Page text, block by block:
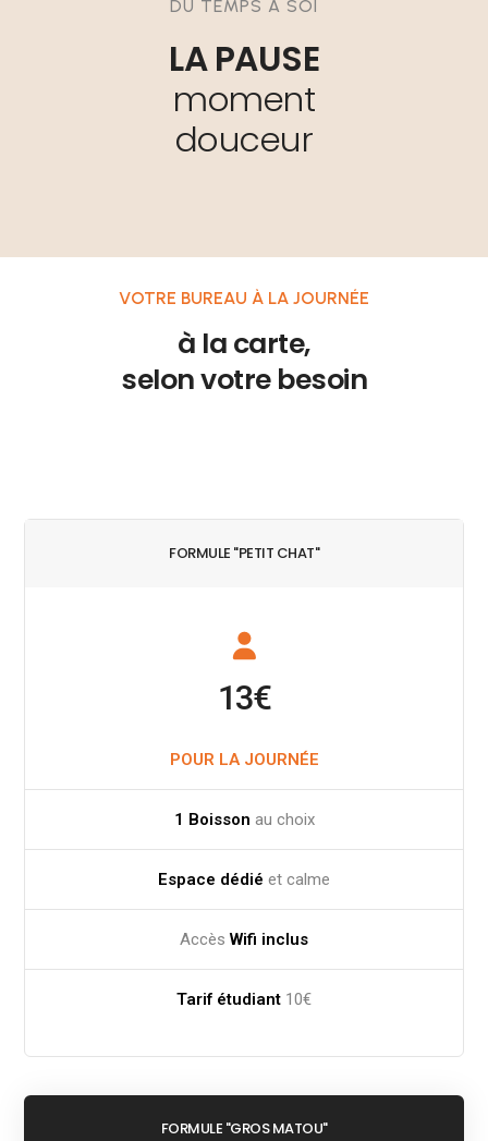
DU TEMPS À SOI
LA PAUSE
moment
douceur
VOTRE BUREAU À LA JOURNÉE
à la carte,
selon votre besoin
FORMULE "PETIT CHAT"
13€
POUR LA JOURN É E
1 Boisson au choix
Espace dédié et calme
AccèsWifi inclus
Tarif étudiant 10€
FORMULE "GROS MATOU"